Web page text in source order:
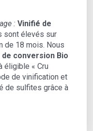
: Vinifié de
sont élevés sur
de 18 mois. Nous
conversion Bio
éligible « Cru
de vinification et
de sulfites grâce à